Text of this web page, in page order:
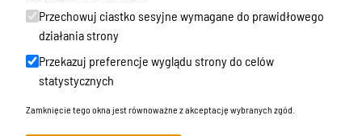
Urząd Stanu Cywilnego
Ewidencja ludności, dowody osobiste,
działalność gospodarcza
Przetargi
Ogłoszenia
Miejskiej w
XLIII sesji
dniu 2 czerwca
Przechowuj ciastko sesyjne wymagane do prawidłowego
działania strony
Przekazuj preferencje wyglądu strony do celów
statystycznych
Zamknięcie tego okna jest równoważne z akceptację wybranych zgód.